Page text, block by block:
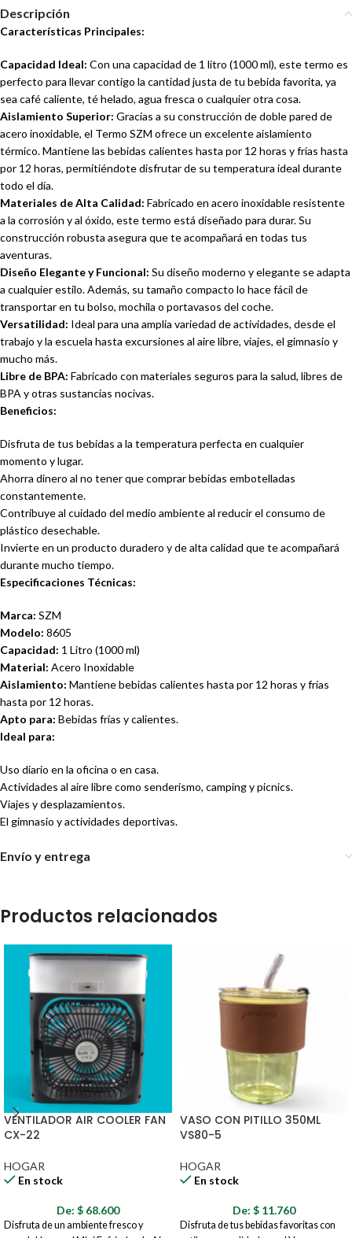
Descripción
Características Principales:
Capacidad Ideal: Con una capacidad de 1 litro (1000 ml), este termo es
perfecto para llevar contigo la cantidad justa de tu bebida favorita, ya
sea café caliente, té helado, agua fresca o cualquier otra cosa.
Aislamiento Superior: Gracias a su construcción de doble pared de
acero inoxidable, el Termo SZM ofrece un excelente aislamiento
térmico. Mantiene las bebidas calientes hasta por 12 horas y frías hasta
por 12 horas, permitiéndote disfrutar de su temperatura ideal durante
todo el día.
Materiales de Alta Calidad: Fabricado en acero inoxidable resistente
a la corrosión y al óxido, este termo está diseñado para durar. Su
construcción robusta asegura que te acompañará en todas tus
aventuras.
Diseño Elegante y Funcional: Su diseño moderno y elegante se adapta
a cualquier estilo. Además, su tamaño compacto lo hace fácil de
transportar en tu bolso, mochila o portavasos del coche.
Versatilidad: Ideal para una amplia variedad de actividades, desde el
trabajo y la escuela hasta excursiones al aire libre, viajes, el gimnasio y
mucho más.
Libre de BPA: Fabricado con materiales seguros para la salud, libres de
BPA y otras sustancias nocivas.
Beneficios:
Disfruta de tus bebidas a la temperatura perfecta en cualquier
momento y lugar.
Ahorra dinero al no tener que comprar bebidas embotelladas
constantemente.
Contribuye al cuidado del medio ambiente al reducir el consumo de
plástico desechable.
Invierte en un producto duradero y de alta calidad que te acompañará
durante mucho tiempo.
Especificaciones Técnicas:
Marca: SZM
Modelo: 8605
Capacidad: 1 Litro (1000 ml)
Material: Acero Inoxidable
Aislamiento: Mantiene bebidas calientes hasta por 12 horas y frías
hasta por 12 horas.
Apto para: Bebidas frías y calientes.
Ideal para:
Uso diario en la oficina o en casa.
Actividades al aire libre como senderismo, camping y picnics.
Viajes y desplazamientos.
El gimnasio y actividades deportivas.
Envío y entrega
Productos relacionados
VENTILADOR AIR COOLER FAN
CX-22
HOGAR
En stock
De: $ 68.600
Disfruta de un ambiente fresco y
VASO CON PITILLO 350ML
VS80-5
HOGAR
En stock
De: $ 11.760
Disfruta de tus bebidas favoritas con